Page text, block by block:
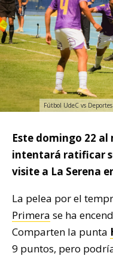
Fútbol UdeC vs
Este domingo 22 al
intentará ratificar
visite a La Serena
La pelea por el
Primera se ha
Comparten la punta
9 puntos, pero